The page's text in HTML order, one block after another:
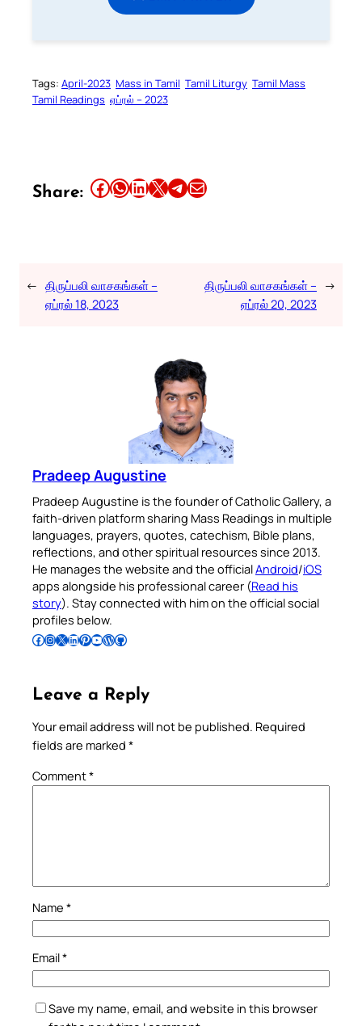
Tags: April-2023 Mass in Tamil Tamil Liturgy Tamil Mass
Tamil Readings ஏப்ரல் – 2023
Share: Share this article on Facebook Share this article on WhatsApp Share this article on LinkedIn Share this article on X Share this article on TelegramEmail this Article
← திருப்பலி வாசகங்கள் –
ஏப்ரல் 18, 2023
திருப்பலி வாசகங்கள் –
ஏப்ரல் 20, 2023
→
Pradeep Augustine
Pradeep Augustine is the founder of Catholic Gallery, a
faith-driven platform sharing Mass Readings in multiple
languages, prayers, quotes, catechism, Bible plans,
reflections, and other spiritual resources since 2013.
He manages the website and the officialAndroid/iOS
apps alongside his professional career (Read his
story). Stay connected with him on the official social
profiles below.
Follow Pradeep on Facebook Follow Pradeep on InstagramFollow Pradeep on X Follow Pradeep on LinkedIn Follow Pradeep on Pinterest Subscribe to Pradeep’s Youtube Channel Follow Pradeep on WordPress Follow Pradeep on GitHub
Leave a Reply
Your email address will not be published. Required
fields are marked *
Comment*
Name *
Email*
Save my name, email, and website in this browser